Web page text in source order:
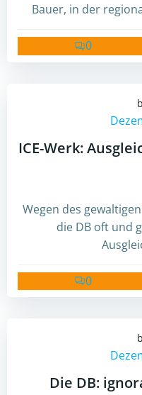
Bauer, in der
0
ICE-Werk:
Wegen des
die DB oft und
0
Die DB: